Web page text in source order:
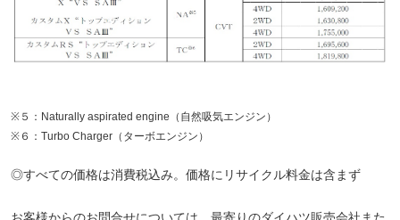
※５：Naturally aspirated engine（自然吸気エンジン）
※６：Turbo Charger（ターボエンジン）
◎すべての価格は消費税込み。価格にリサイクル料金は含まず